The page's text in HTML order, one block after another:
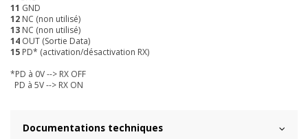
11 GND
12 NC (non utilisé)
13 NC (non utilisé)
14 OUT (Sortie Data)
15 PD* (activation/désactivation RX)
*PD à 0V --> RX OFF
PD à 5V --> RX ON
Documentations techniques